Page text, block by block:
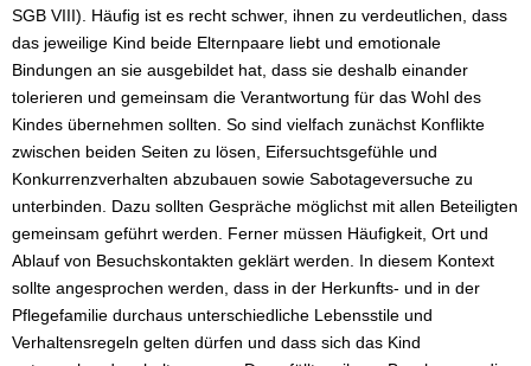
SGB VIII). Häufig ist es recht schwer, ihnen zu verdeutlichen, dass
das jeweilige Kind beide Elternpaare liebt und emotionale
Bindungen an sie ausgebildet hat, dass sie deshalb einander
tolerieren und gemeinsam die Verantwortung für das Wohl des
Kindes übernehmen sollten. So sind vielfach zunächst Konflikte
zwischen beiden Seiten zu lösen, Eifersuchtsgefühle und
Konkurrenzverhalten abzubauen sowie Sabotageversuche zu
unterbinden. Dazu sollten Gespräche möglichst mit allen Beteiligten
gemeinsam geführt werden. Ferner müssen Häufigkeit, Ort und
Ablauf von Besuchskontakten geklärt werden. In diesem Kontext
sollte angesprochen werden, dass in der Herkunfts- und in der
Pflegefamilie durchaus unterschiedliche Lebensstile und
Verhaltensregeln gelten dürfen und dass sich das Kind